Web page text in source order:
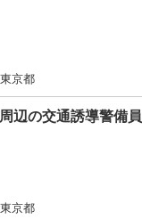
京都
辺の交通誘導警備
京都